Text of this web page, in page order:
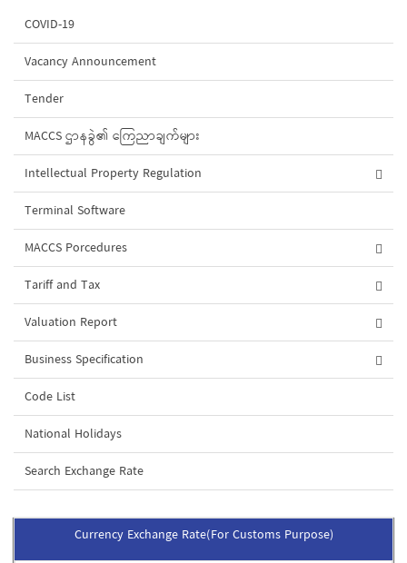
COVID-19
Vacancy Announcement
Tender
MACCS ဌာနခွဲ၏ ကြေညာချက်များ
Intellectual Property Regulation
Terminal Software
MACCS Porcedures
Tariff and Tax
Valuation Report
Business Specification
Code List
National Holidays
Search Exchange Rate
Currency Exchange Rate(For Customs Purpose)